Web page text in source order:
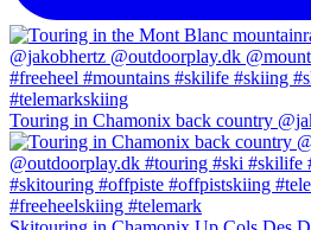
Touring in Chamonix back country